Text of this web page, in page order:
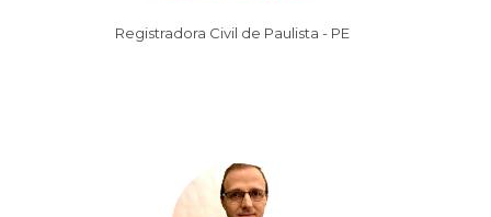
Registradora Civil de Paulista - PE